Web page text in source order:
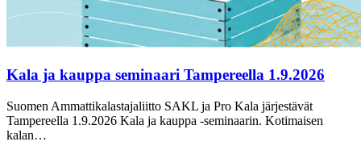
Kala ja kauppa seminaari Tampereella 1.9.2026
Suomen Ammattikalastajaliitto SAKL ja Pro Kala järjestävät
Tampereella 1.9.2026 Kala ja kauppa -seminaarin. Kotimaisen
kalan…